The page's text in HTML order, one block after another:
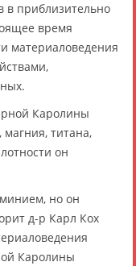
в приблизительно
время
материаловедения
Каролины
магния, титана,
он
но он
д-р Карл Кох
Каролины